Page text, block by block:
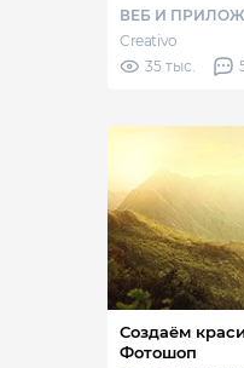
ВЕБ И
Creativo
35 тыс.
Создаём
Фотошоп